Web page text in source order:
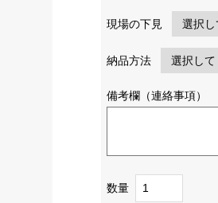
現場の下見
納品方法
備考欄（連絡事項）
数量